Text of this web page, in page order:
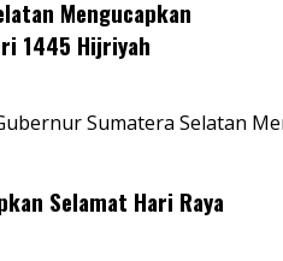
Mengucapkan
1445 Hijriyah
Sumatera Selatan
Selamat Hari Raya